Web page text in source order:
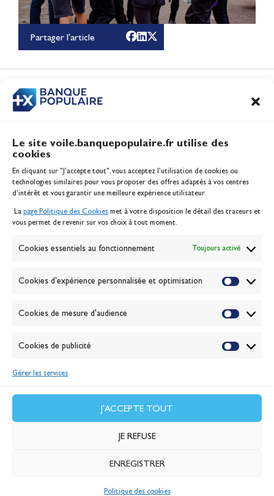
Le site voile.banquepopulaire.fr utilise des
cookies
En cliquant sur "J'accepte tout", vous acceptez l’utilisation de cookies ou
technologies similaires pour vous proposer des offres adaptés à vos centres
d’intérêt et vous garantir une meilleure expérience utilisateur.
La page Politique des Cookies met à votre disposition le détail des traceurs et
vous permet de revenir sur vos choix à tout moment.
Cookies essentiels au fonctionnement Toujours activé
Cookies d'expérience personnalisée et optimisation
Cookies de mesure d'audience
Cookies de publicité
Gérer les services
J'ACCEPTE TOUT
JE REFUSE
ENREGISTRER
Politique des cookies
Partager l'article
CONTENUS
100% Glisse - Écoles
Françaises de Voile : la
référence glisse de l'été !
Inscription serveur média
Contact
Politique des cookies
Banque de la voile
Passion Voile TV
ABONNEZ-VOUS
J'accepte lapolitique de confidentialité
© 2026 Banque Populaire